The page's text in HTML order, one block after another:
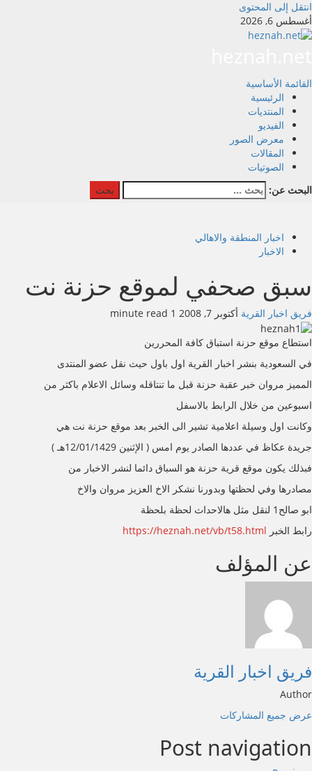
انتقل إلى المحتوى
أغسطس 6, 2026
القائمة الأساسية
الرئيسية
المنتديات
الفيديو
معرض الصور
المقالات
الصوتيات
البحث عن:
اخبار المنطقة والاهالي
الاخبار
سبق صحفي لموقع حزنة نت
فريق اخبار القرية أكتوبر 7, 2008 1 minute read
استطاع موقع حزنة استباق كافة المحررين
في السعودية بنشر اخبار القرية اول باول حيث نقل عضو المنتدى
المميز مروان خبر عقبة حزنة قبل ما تنتاقله وسائل الاعلام باكثر من
اسبوعين من خلال الرابط بالاسفل
وكانت اول وسيلة اعلامية تشير الى الخبر بعد موقع حزنة نت هي
جريدة عكاظ في عددها الصادر يوم امس ( الإثنين 12/01/1429هـ )
فبذلك يكون موقع قرية حزنة هو السباق دائما لنشر الاخبار من
مصادرها وفي لحظتها وبدورنا نشكر الاخ العزيز مروان والاخ
ابو صالح1 لنقل مثل هالاحداث لحظة بلحظة
رابط الخبر https://heznah.net/vb/t58.html
عن المؤلف
فريق اخبار القرية
Author
عرض جميع المشاركات
Post navigation